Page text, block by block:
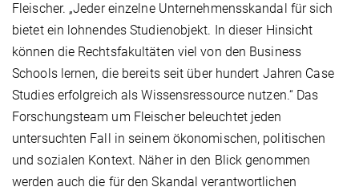
Fleischer. „Jeder einzelne Unternehmensskandal für sich
bietet ein lohnendes Studienobjekt. In dieser Hinsicht
können die Rechtsfakultäten viel von den Business
Schools lernen, die bereits seit über hundert Jahren Case
Studies erfolgreich als Wissensressource nutzen.“ Das
Forschungsteam um Fleischer beleuchtet jeden
untersuchten Fall in seinem ökonomischen, politischen
und sozialen Kontext. Näher in den Blick genommen
werden auch die für den Skandal verantwortlichen